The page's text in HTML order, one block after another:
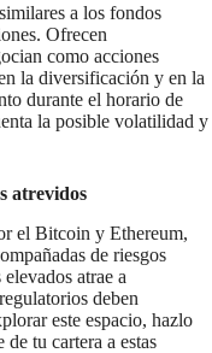
a los fondos
Ofrecen
como acciones
la diversificación y en la
durante el horario de
la posible volatilidad y
atrevidos
el Bitcoin y Ethereum,
de riesgos
atrae a
deben
este espacio, hazlo
tu cartera a estas